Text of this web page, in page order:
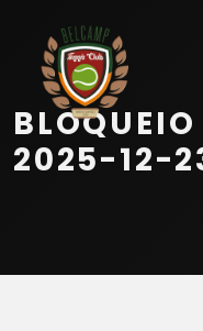
Início
2025-12-